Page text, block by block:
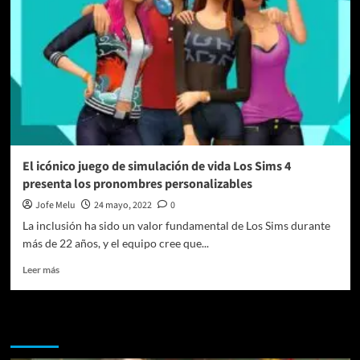
El icónico juego de simulación de vida Los Sims 4
presenta los pronombres personalizables
Jofe Melu 24 mayo, 2022
0
La inclusión ha sido un valor fundamental de Los Sims durante
más de 22 años, y el equipo cree que...
Leer másLeer
juego